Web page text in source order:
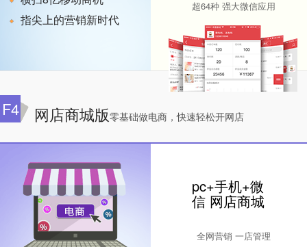
指尖上的营销新时代
超64种 强大微信应用
F4 网店商城版零基础做电商，快速轻松开网店
pc+手机+微
信 网店商城
全网营销 一店管理